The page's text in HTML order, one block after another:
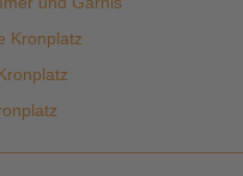
Kronplatz